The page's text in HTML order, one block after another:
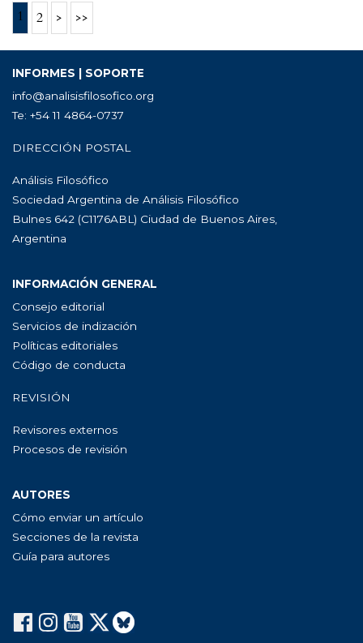
1 2 > >>
INFORMES | SOPORTE
info@analisisfilosofico.org
Te: +54 11 4864-0737
DIRECCIÓN POSTAL
Análisis Filosófico
Sociedad Argentina de Análisis Filosófico
Bulnes 642 (C1176ABL) Ciudad de Buenos Aires,
Argentina
INFORMACIÓN GENERAL
Consejo editorial
Servicios de indización
Políticas editoriales
Código de conducta
REVISIÓN
Revisores externos
Procesos de revisión
AUTORES
Cómo enviar un artículo
Secciones de la revista
Guía para autores